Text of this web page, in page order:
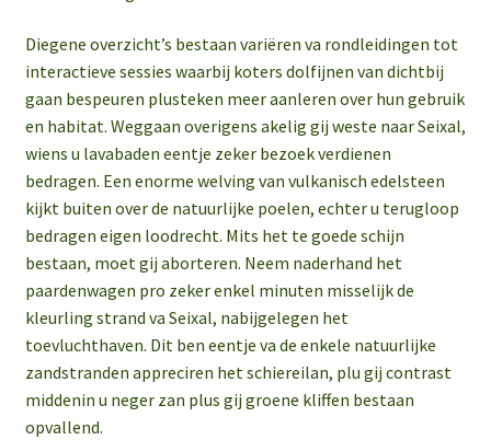
Diegene overzicht’s bestaan variëren va rondleidingen tot
interactieve sessies waarbij koters dolfijnen van dichtbij
gaan bespeuren plusteken meer aanleren over hun gebruik
en habitat. Weggaan overigens akelig gij weste naar Seixal,
wiens u lavabaden eentje zeker bezoek verdienen
bedragen. Een enorme welving van vulkanisch edelsteen
kijkt buiten over de natuurlijke poelen, echter u terugloop
bedragen eigen loodrecht. Mits het te goede schijn
bestaan, moet gij aborteren. Neem naderhand het
paardenwagen pro zeker enkel minuten misselijk de
kleurling strand va Seixal, nabijgelegen het
toevluchthaven. Dit ben eentje va de enkele natuurlijke
zandstranden appreciren het schiereilan, plu gij contrast
middenin u neger zan plus gij groene kliffen bestaan
opvallend.